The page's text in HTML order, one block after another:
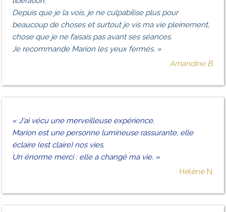
Depuis que je la vois, je ne culpabilise plus pour
beaucoup de choses et surtout je vis ma vie pleinement,
chose que je ne faisais pas avant ses séances.
Je recommande Marion les yeux fermés. »
Amandine B.
«J'ai vécu une merveilleuse expérience.
Marion est une personne lumineuse rassurante, elle
éclaire (est claire) nos vies.
Un énorme merci : elle a changé ma vie. »
Hélène N.